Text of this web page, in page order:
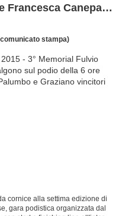
Francesca Canepa.
stampa)
cornice alla settima edizione di
gara podistica organizzata dal